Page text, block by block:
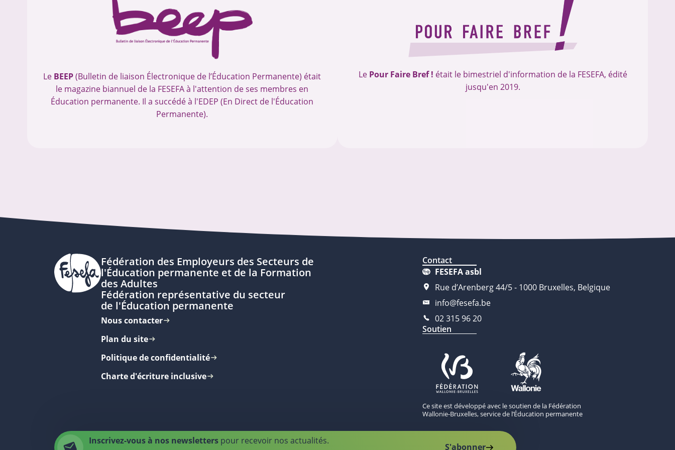
Le BEEP(Bulletin de liaison Électronique de l’Éducation Permanente) était
le magazine biannuel de la FESEFA à l'attention de ses membres en
Éducation permanente. Il a succédé à l'EDEP (En Direct de l'Éducation
Permanente).
Le Pour Faire Bref ! était le bimestriel d'information de la FESEFA, édité
jusqu'en 2019.
Fédération des Employeurs des Secteurs de
l'Éducation permanente et de la Formation
des Adultes
Fédération représentative du secteur
de l'Éducation permanente
Nous contacter
Plan du site
Politique de confidentialité
Charte d'écriture inclusive
Contact
FESEFA asbl
Rue d’Arenberg 44/5 - 1000 Bruxelles, Belgique
info@fesefa.be
02 315 96 20
Soutien
Ce site est développé avec le soutien de la Fédération
Wallonie-Bruxelles, service de l’Éducation permanente
Inscrivez-vous à nos newsletterspour recevoir nos actualités.
S'abonner